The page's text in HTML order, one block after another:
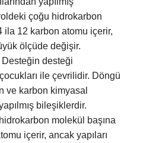
çoğu hidrokarbon
ila 12 karbon atomu içerir,
ölçüde değişir.
desteği
ile çevrilidir. Döngü
ve karbon kimyasal
bileşiklerdir.
molekül başına
içerir, ancak yapıları